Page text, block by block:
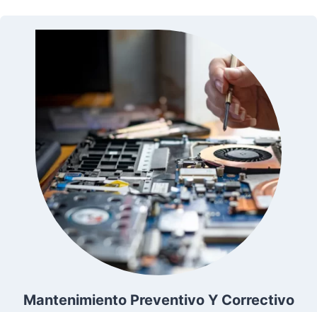
Mantenimiento Preventivo Y Correctivo